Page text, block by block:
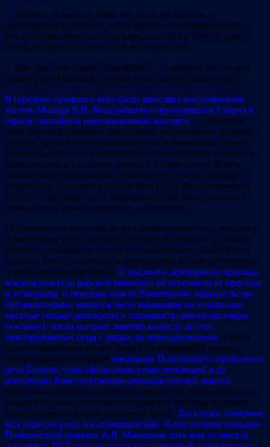
– Только и пользы от царя, что носы прочистим, —
приговаривали рабочие, когда один из носильщиков взял
метлу и стал сметать в кучу царя, известку и всякий хлам,
чтобы выбросить потом все в мусорную яму.
– Вот, брат, как царей сбрасывают! — произнес кто-то над
самым ухом Миколки, и вновь толпа весело захохотала».
В середине прошлого века были записаны воспоминания
жителя Мозыря В.И. Мазуркевича о проходившем 5 марта в
городе стихийном революционном митинге. «…Большой
двор мужской гимназии представлял необычайное зрелище.
Один за другим выступали ораторы с пламенными речами.
Говорили о том, что уже третий год идет война за интересы
капиталистов и с каждым днем все больше жертв. Конец
войны может приблизить только народ, если он завершит
революцию и возьмет власть в свои руки. Везде пламенели
лозунги «Да здравствует демократическая республика!», а
также другие революционного содержания».
Несомненно, и на площади у калинковичского ж.д. вокзала в
начале марта тоже состоялся подобный митинг с участием
рабочих, служащих и солдат артиллерийского парка. Реяли
красные флаги, раздавали и прикрепляли к пальто, тужуркам
и шинелям красные банты. С высокого деревянного крыльца
вокзала зачитали царский манифест об отречении от престола
и телеграмму о переходе власти Временному правительству.
Организаторами митинга были вышедшие из «подполья»
местные социал-демократы и социалисты-революционеры
(«эсэры»), число которых заметно выросло за счет
эвакуированных сюда с запада железнодорожников. Среди
выступавших вполне мог быть и отличавшийся своими
либеральными взглядами начальник Подольского паровозного
депо Блинов, член официально существовавшей и до
революции Конституционно-демократической партии.
Несколько рабочих под одобрительный гул толпы сбросили с
фасадов вокзала и почтово-телеграфной конторы на землю
коронованных царских двуглавых орлов. Досталось, наверное,
под горячую руку, и калинковичским «блюстителям порядка».
Полицейский урядник А.Я. Маковнюк хоть жив остался (в